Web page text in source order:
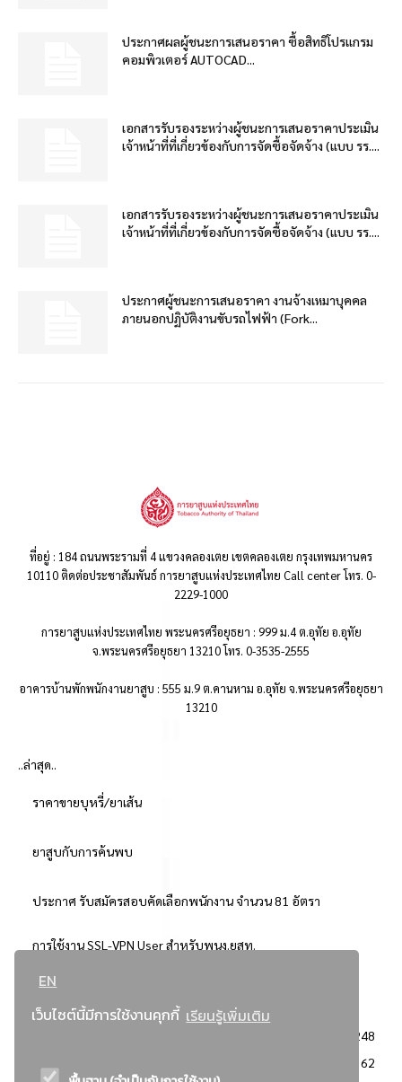
EN
เว็บไซต์นี้มีการใช้งานคุกกี้ เรียนรู้เพิ่มเติม
ประกาศผลผู้ชนะการเสนอราคา ซื้อสิทธิโปรแกรม
คอมพิวเตอร์ AUTOCAD...
เอกสารรับรองระหว่างผู้ชนะการเสนอราคาประเมิน
เจ้าหน้าที่ที่เกี่ยวข้องกับการจัดซื้อจัดจ้าง (แบบ รร....
เอกสารรับรองระหว่างผู้ชนะการเสนอราคาประเมิน
เจ้าหน้าที่ที่เกี่ยวข้องกับการจัดซื้อจัดจ้าง (แบบ รร....
ประกาศผู้ชนะการเสนอราคา งานจ้างเหมาบุคคล
ภายนอกปฏิบัติงานขับรถไฟฟ้า (Fork...
ที่อยู่ : 184 ถนนพระรามที่ 4 แขวงคลองเตย เขตคลองเตย กรุงเทพมหานคร
10110 ติดต่อประชาสัมพันธ์ การยาสูบแห่งประเทศไทย Call center โทร. 0-
2229-1000
การยาสูบแห่งประเทศไทย พระนครศรีอยุธยา : 999 ม.4 ต.อุทัย อ.อุทัย
จ.พระนครศรีอยุธยา 13210 โทร. 0-3535-2555
อาคารบ้านพักพนักงานยาสูบ : 555 ม.9 ต.คานหาม อ.อุทัย จ.พระนครศรีอยุธยา
13210
..ล่าสุด..
ราคาขายบุหรี่/ยาเส้น
ยาสูบกับการค้นพบ
ประกาศ รับสมัครสอบคัดเลือกพนักงาน จำนวน 81 อัตรา
การใช้งาน SSL-VPN User สำหรับพนง.ยสท.
..ยอดนิยม..
3248
2362